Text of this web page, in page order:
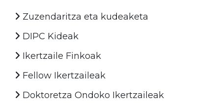
Zuzendaritza eta kudeaketa
DIPC Kideak
Ikertzaile Finkoak
Fellow Ikertzaileak
Doktoretza Ondoko Ikertzaileak